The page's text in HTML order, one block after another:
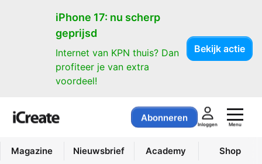
iPhone 17: nu scherp
geprijsd
Internet van KPN thuis? Dan
profiteer je van extra
voordeel!
Bekijk actie
Abonneren
Inloggen Menu
Magazine Nieuwsbrief Academy Shop